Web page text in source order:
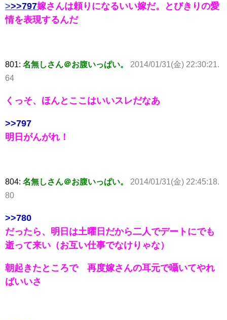
>>>797嫁さんは頼りになるいい嫁だ。とびきりの愛
情を表現するんだ
801: 名無しさん＠お腹いっぱい。
2014/01/31(金) 22:30:21.
64
くっそ、ほんとここはいいスレだなあ
>>797
明日がんがれ！
804: 名無しさん＠お腹いっぱい。
2014/01/31(金) 22:45:18.
80
>>780
だったら、明日は土曜日だから二人でデートにでも
逝って来い（お互い仕事でなけりゃな）
朝起きたところで 再度嫁さんの耳元で囁いてやれ
ばいいさ